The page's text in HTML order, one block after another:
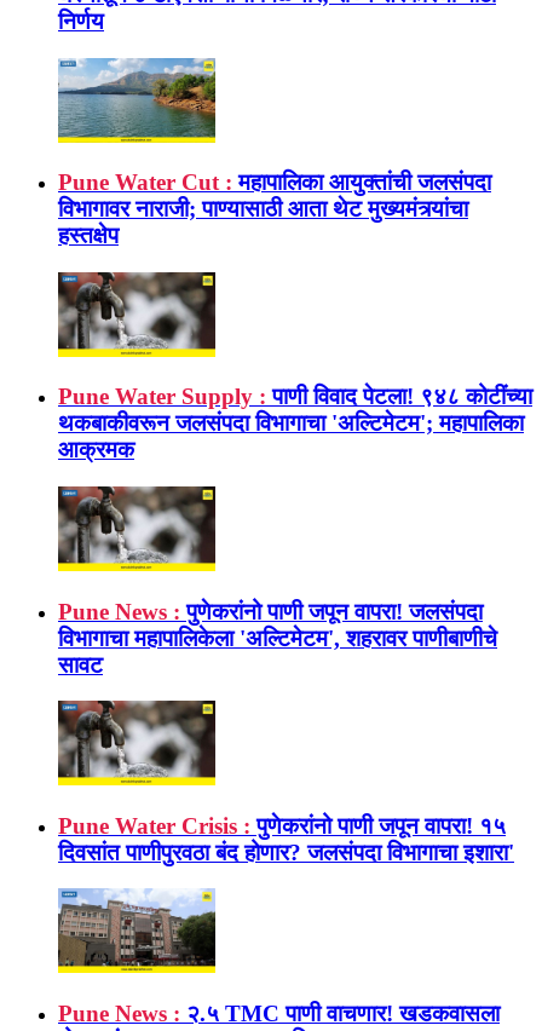
निर्णय
Pune Water Cut : महापालिका आयुक्तांची जलसंपदा
विभागावर नाराजी; पाण्यासाठी आता थेट मुख्यमंत्र्यांचा
हस्तक्षेप
Pune Water Supply : पाणी विवाद पेटला! ९४८ कोटींच्या
थकबाकीवरून जलसंपदा विभागाचा 'अल्टिमेटम'; महापालिका
आक्रमक
Pune News : पुणेकरांनो पाणी जपून वापरा! जलसंपदा
विभागाचा महापालिकेला 'अल्टिमेटम', शहरावर पाणीबाणीचे
सावट
Pune Water Crisis : पुणेकरांनो पाणी जपून वापरा! १५
दिवसांत पाणीपुरवठा बंद होणार? जलसंपदा विभागाचा इशारा'
Pune News : २.५ TMC पाणी वाचणार! खडकवासला